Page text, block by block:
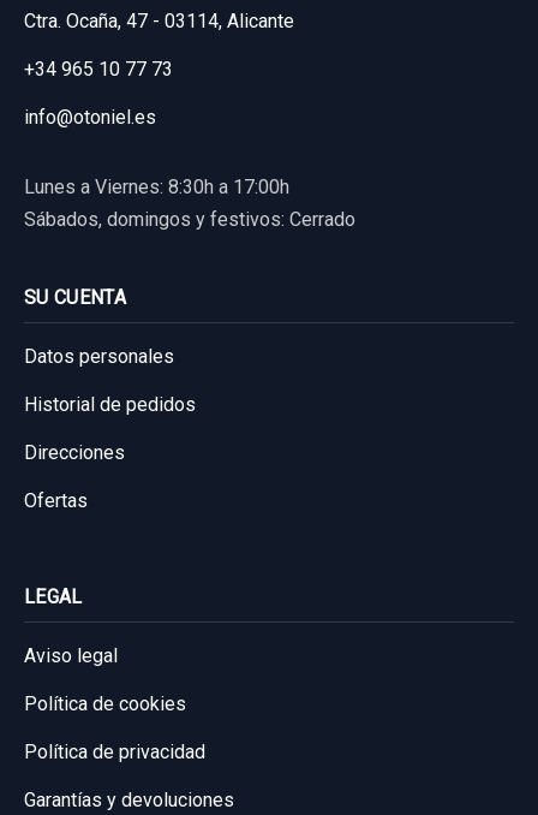
Ctra. Ocaña, 47 - 03114, Alicante
+34 965 10 77 73
info@otoniel.es
Lunes a Viernes: 8:30h a 17:00h
Sábados, domingos y festivos: Cerrado
SU CUENTA
Datos personales
Historial de pedidos
Direcciones
Ofertas
LEGAL
Aviso legal
Política de cookies
Política de privacidad
Garantías y devoluciones